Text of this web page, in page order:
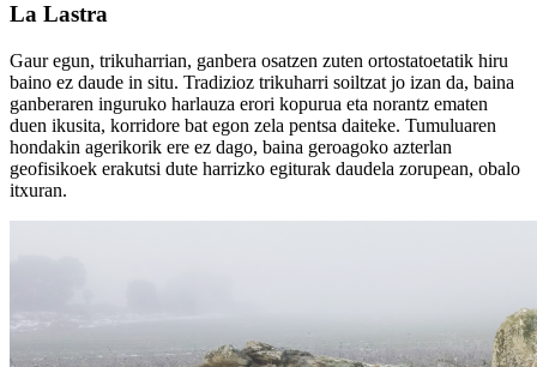
La Lastra
Gaur egun, trikuharrian, ganbera osatzen zuten ortostatoetatik hiru
baino ez daude in situ. Tradizioz trikuharri soiltzat jo izan da, baina
ganberaren inguruko harlauza erori kopurua eta norantz ematen
duen ikusita, korridore bat egon zela pentsa daiteke. Tumuluaren
hondakin agerikorik ere ez dago, baina geroagoko azterlan
geofisikoek erakutsi dute harrizko egiturak daudela zorupean, obalo
itxuran.